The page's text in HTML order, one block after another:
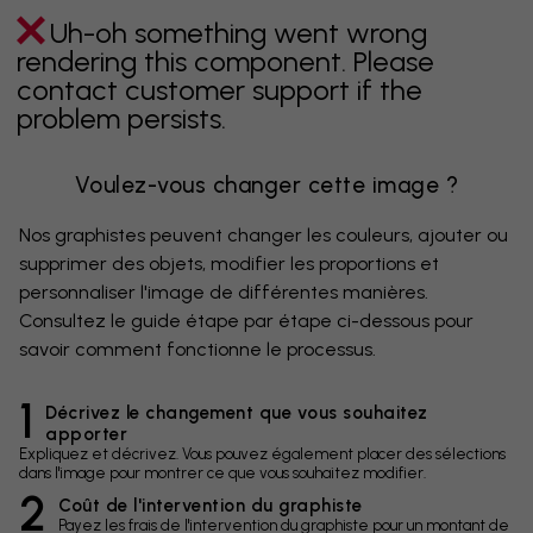
Uh-oh something went wrong
rendering this component. Please
contact customer support if the
problem persists.
Voulez-vous changer cette image ?
Nos graphistes peuvent changer les couleurs, ajouter ou
supprimer des objets, modifier les proportions et
personnaliser l'image de différentes manières.
Consultez le guide étape par étape ci-dessous pour
savoir comment fonctionne le processus.
1
Décrivez le changement que vous souhaitez
apporter
Expliquez et décrivez. Vous pouvez également placer des sélections
dans l'image pour montrer ce que vous souhaitez modifier.
2 Coût de l'intervention du graphiste
Payez les frais de l'intervention du graphiste pour un montant de